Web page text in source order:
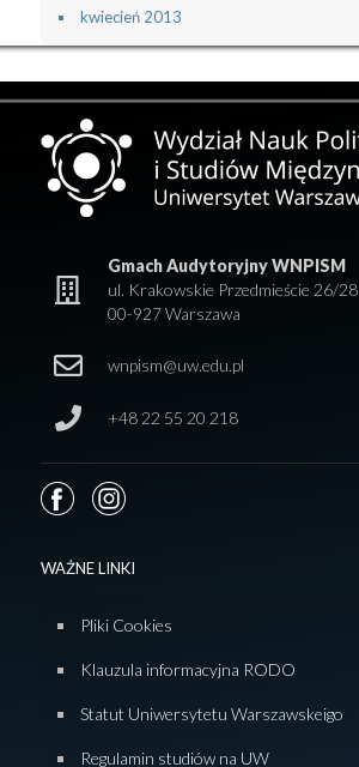
kwiecień 2013
Gmach Audytoryjny WNPISM
ul. Krakowskie Przedmieście 26/28
00-927 Warszawa
wnpism@uw.edu.pl
+48 22 55 20 218
WAŻNE LINKI
Pliki Cookies
Klauzula informacyjna RODO
Statut Uniwersytetu Warszawskeigo
Regulamin studiów na UW